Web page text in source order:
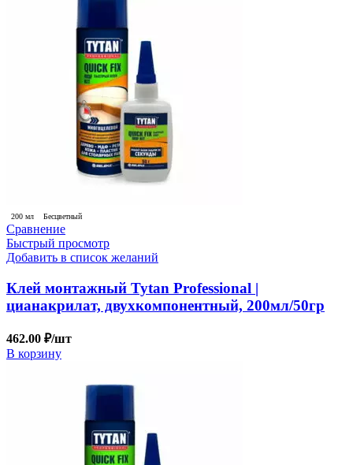
200 мл Бесцветный
Сравнение
Быстрый просмотр
Добавить в список желаний
Клей монтажный Tytan Professional |
цианакрилат, двухкомпонентный, 200мл/50гр
462.00 ₽/шт
В корзину